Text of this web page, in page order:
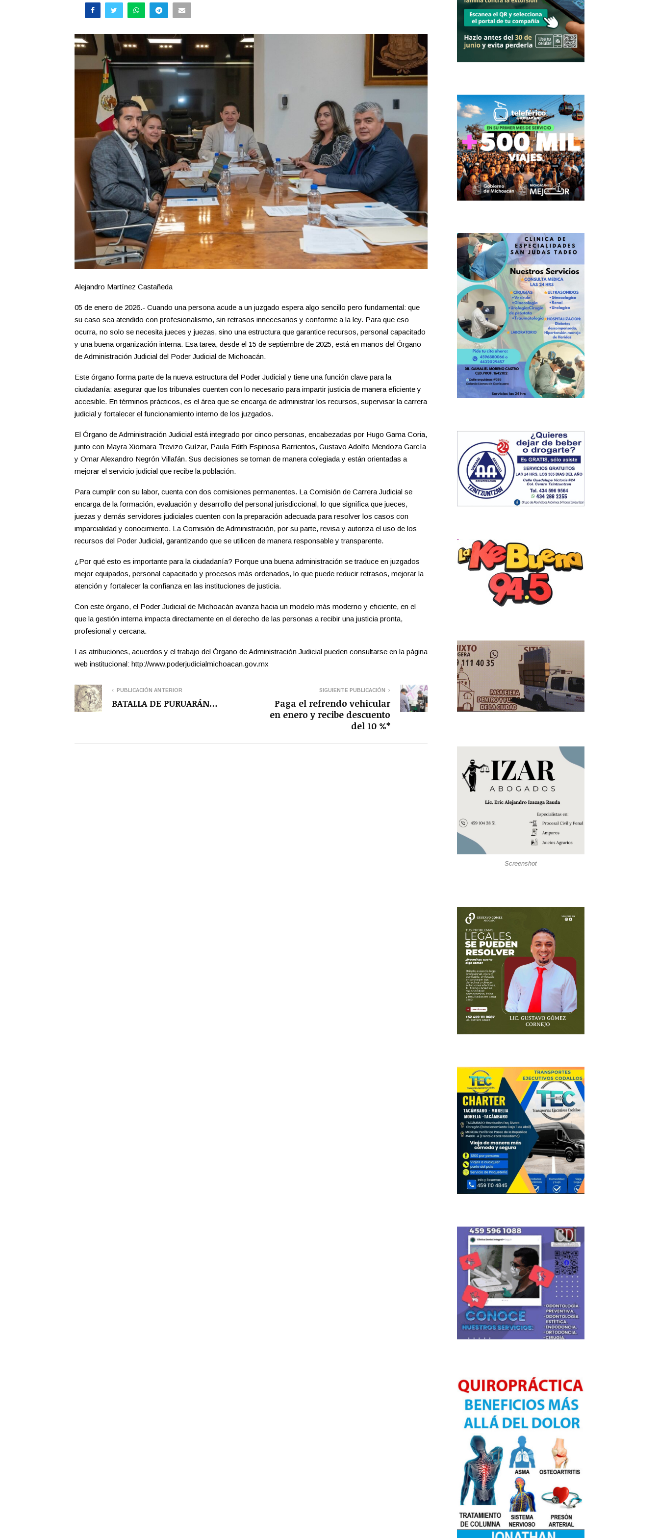
Alejandro Martínez Castañeda
05 de enero de 2026.- Cuando una persona acude a un juzgado espera algo sencillo pero fundamental: que
su caso sea atendido con profesionalismo, sin retrasos innecesarios y conforme a la ley. Para que eso
ocurra, no solo se necesita jueces y juezas, sino una estructura que garantice recursos, personal capacitado
y una buena organización interna. Esa tarea, desde el 15 de septiembre de 2025, está en manos del Órgano
de Administración Judicial del Poder Judicial de Michoacán.
Este órgano forma parte de la nueva estructura del Poder Judicial y tiene una función clave para la
ciudadanía: asegurar que los tribunales cuenten con lo necesario para impartir justicia de manera eficiente y
accesible. En términos prácticos, es el área que se encarga de administrar los recursos, supervisar la carrera
judicial y fortalecer el funcionamiento interno de los juzgados.
El Órgano de Administración Judicial está integrado por cinco personas, encabezadas por Hugo Gama Coria,
junto con Mayra Xiomara Trevizo Guízar, Paula Edith Espinosa Barrientos, Gustavo Adolfo Mendoza García
y Omar Alexandro Negrón Villafán. Sus decisiones se toman de manera colegiada y están orientadas a
mejorar el servicio judicial que recibe la población.
Para cumplir con su labor, cuenta con dos comisiones permanentes. La Comisión de Carrera Judicial se
encarga de la formación, evaluación y desarrollo del personal jurisdiccional, lo que significa que jueces,
juezas y demás servidores judiciales cuenten con la preparación adecuada para resolver los casos con
imparcialidad y conocimiento. La Comisión de Administración, por su parte, revisa y autoriza el uso de los
recursos del Poder Judicial, garantizando que se utilicen de manera responsable y transparente.
¿Por qué esto es importante para la ciudadanía? Porque una buena administración se traduce en juzgados
mejor equipados, personal capacitado y procesos más ordenados, lo que puede reducir retrasos, mejorar la
atención y fortalecer la confianza en las instituciones de justicia.
Con este órgano, el Poder Judicial de Michoacán avanza hacia un modelo más moderno y eficiente, en el
que la gestión interna impacta directamente en el derecho de las personas a recibir una justicia pronta,
profesional y cercana.
Las atribuciones, acuerdos y el trabajo del Órgano de Administración Judicial pueden consultarse en la página
web institucional: http://www.poderjudicialmichoacan.gov.mx
PUBLICACIÓN ANTERIOR
BATALLA DE PURUARÁN…
SIGUIENTE PUBLICACIÓN
Paga el refrendo vehicular
en enero y recibe descuento
del 10 %*
Screenshot